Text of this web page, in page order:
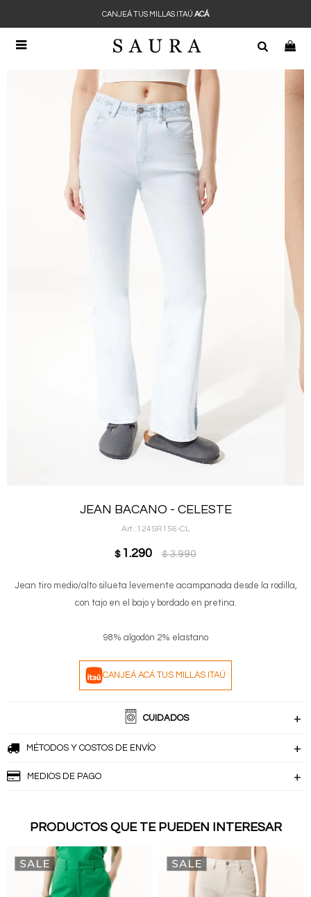

CANJEÁ TUS MILLAS ITAÚ ACÁ
JEAN BACANO - CELESTE
124SR156-CL
$ 1.290 $ 3.990
Jean tiro medio/alto silueta levemente acampanada desde la rodilla,
con tajo en el bajo y bordado en pretina.
98% algodón 2% elastano
CANJEÁ ACÁ TUS MILLAS ITAÚ
CUIDADOS
MÉTODOS Y COSTOS DE ENVÍO
MEDIOS DE PAGO
PRODUCTOS QUE TE PUEDEN INTERESAR